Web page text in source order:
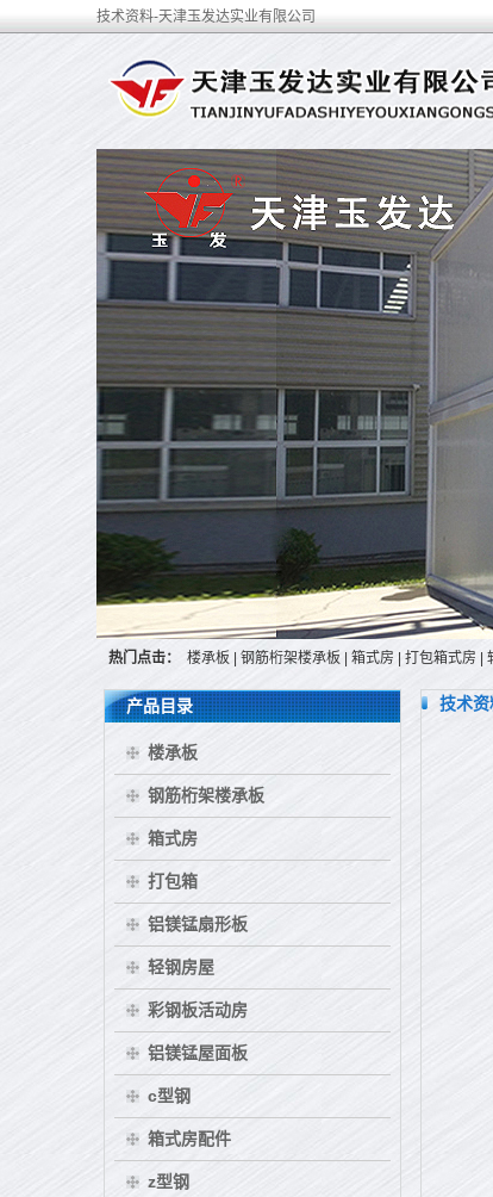
技术资料-天津玉发达实业有限公司
热门点击： 楼承板 钢筋桁架楼承板 箱式房 打包箱式房
技术资
产品目录
楼承板
钢筋桁架楼承板
箱式房
打包箱
铝镁锰扇形板
轻钢房屋
彩钢板活动房
铝镁锰屋面板
c型钢
箱式房配件
z型钢